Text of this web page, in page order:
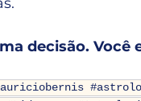
decisão. Você